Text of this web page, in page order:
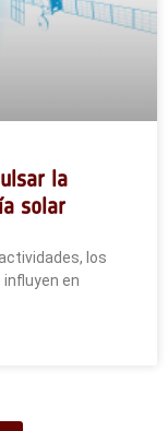
la
solar
los
en